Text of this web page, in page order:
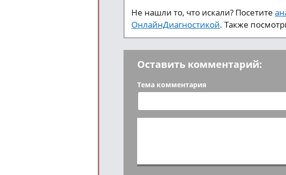
Не нашли то, что искали? Посетите
ОнлайнДиагностикой. Также
Оставить комментарий:
Тема комментария